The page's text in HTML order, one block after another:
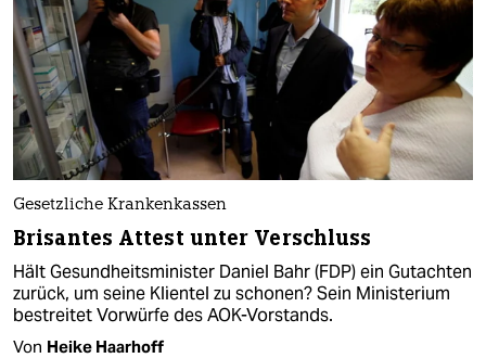
Gesetzliche Krankenkassen
Brisantes Attest unter Verschluss
Hält Gesundheitsminister Daniel Bahr (FDP) ein Gutachten
zurück, um seine Klientel zu schonen? Sein Ministerium
bestreitet Vorwürfe des AOK-Vorstands.
Von Heike Haarhoff